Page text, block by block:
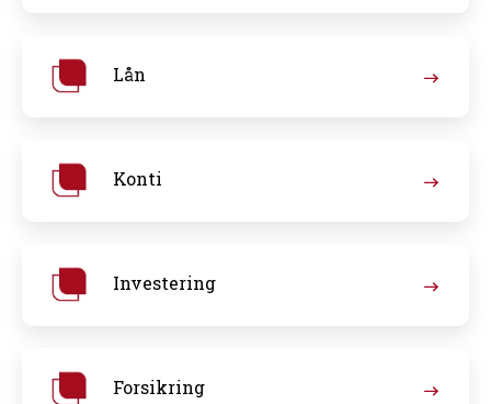
Lån
Konti
Investering
Forsikring